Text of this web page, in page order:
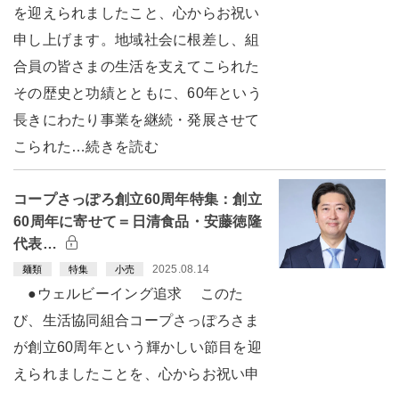
を迎えられましたこと、心からお祝い
申し上げます。地域社会に根差し、組
合員の皆さまの生活を支えてこられた
その歴史と功績とともに、60年という
長きにわたり事業を継続・発展させて
こられた…続きを読む
コープさっぽろ創立60周年特集：創立
60周年に寄せて＝日清食品・安藤徳隆
代表…
麺類 特集 小売 2025.08.14
●ウェルビーイング追求 このた
び、生活協同組合コープさっぽろさま
が創立60周年という輝かしい節目を迎
えられましたことを、心からお祝い申